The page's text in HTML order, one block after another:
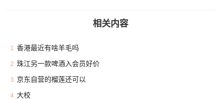
相关内容
1 香港最近有啥羊毛吗
2 珠江另一款啤酒入会员好价
3 京东自营的榴莲还可以
4 大校